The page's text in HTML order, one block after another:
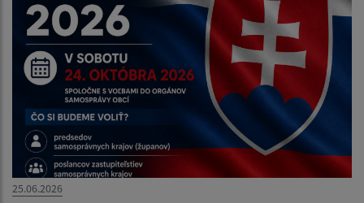
25.06.2026